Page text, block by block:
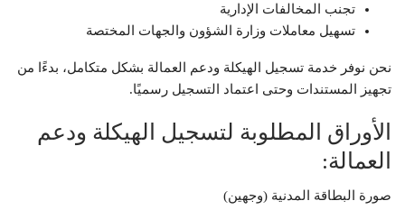
تجنب المخالفات الإدارية
تسهيل معاملات وزارة الشؤون والجهات المختصة
نحن نوفر خدمة تسجيل الهيكلة ودعم العمالة بشكل متكامل، بدءًا من
تجهيز المستندات وحتى اعتماد التسجيل رسميًا.
الأوراق المطلوبة لتسجيل الهيكلة ودعم
العمالة:
صورة البطاقة المدنية (وجهين)